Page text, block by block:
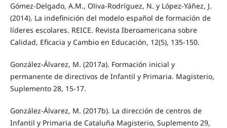
Gómez-Delgado, A.M., Oliva-Rodríguez, N. y López-Yáñez, J.
(2014). La indefinición del modelo español de formación de
líderes escolares. REICE. Revista Iberoamericana sobre
Calidad, Eficacia y Cambio en Educación, 12(5), 135-150.
González-Álvarez, M. (2017a). Formación inicial y
permanente de directivos de Infantil y Primaria. Magisterio,
Suplemento 28, 15-17.
González-Álvarez, M. (2017b). La dirección de centros de
Infantil y Primaria de Cataluña Magisterio, Suplemento 29,